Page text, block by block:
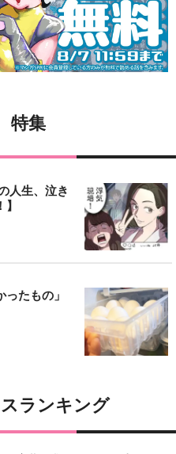
特集
人生、泣き
たもの」
ランキング